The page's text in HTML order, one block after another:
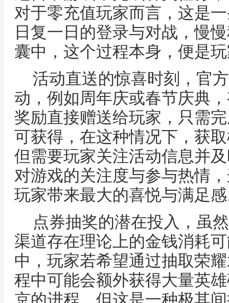
对于零充值玩家而言，这是
日复一日的登录与对战，慢
囊中，这个过程本身，便是
活动直送的惊喜时刻，官
动，例如周年庆或春节庆典
奖励直接赠送给玩家，只需
可获得，在这种情况下，获
但需要玩家关注活动信息并
对游戏的关注度与参与热情
玩家带来最大的喜悦与满足
点券抽奖的潜在投入，虽
渠道存在理论上的金钱消耗
中，玩家若希望通过抽取荣
程中可能会额外获得大量英